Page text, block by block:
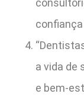
confiança
a vida de
e bem-